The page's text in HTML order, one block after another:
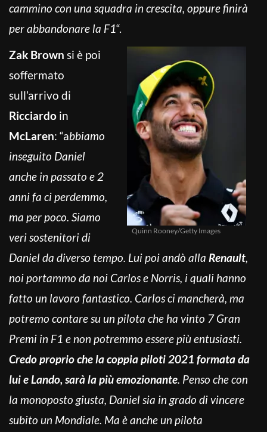
cammino con una squadra in crescita, oppure finirà
per abbandonare la F1“.
Quinn Rooney/Getty Images
Zak Brown si è poi
soffermato
sull’arrivo di
Ricciardo in
McLaren: “abbiamo
inseguito Daniel
anche in passato e 2
anni fa ci perdemmo,
ma per poco. Siamo
veri sostenitori di
Daniel da diverso tempo. Lui poi andò alla Renault,
noi portammo da noi Carlos e Norris, i quali hanno
fatto un lavoro fantastico. Carlos ci mancherà, ma
potremo contare su un pilota che ha vinto 7 Gran
Premi in F1 e non potremmo essere più entusiasti.
Credo proprio che la coppia piloti 2021 formata da
lui e Lando, sarà la più emozionante. Penso che con
la monoposto giusta, Daniel sia in grado di vincere
subito un Mondiale. Ma è anche un pilota